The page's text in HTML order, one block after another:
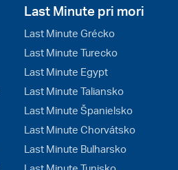
Last Minute pri mori
Last Minute Grécko
Last Minute Turecko
Last Minute Egypt
Last Minute Taliansko
Last Minute Španielsko
Last Minute Chorvátsko
Last Minute Bulharsko